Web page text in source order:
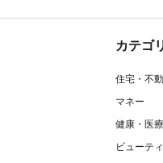
カテゴ
住宅・不
マネー
健康・医療
ビューティ